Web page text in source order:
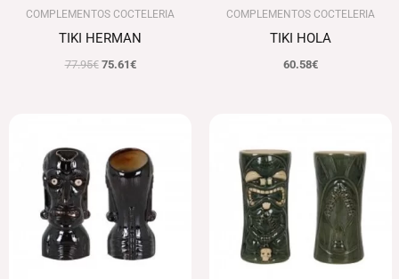
COMPLEMENTOS COCTELERIA
TIKI HERMAN
77.95€ 75.61€
COMPLEMENTOS COCTELERIA
TIKI HOLA
60.58€